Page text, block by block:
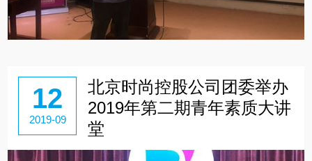
12
2019-09
北京时尚控股公司团委举办
2019年第二期青年素质大讲
堂